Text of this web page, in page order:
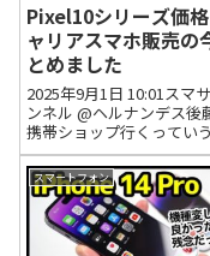
Pixel10シリーズ価
ャリアスマホ販売の
とめました
2025年9月1日 10:01スマ
ンネル @ヘルナンデス後
携帯ショップ行くってい
ついて行ったら残クレ＋
くらい案内されてまじで
りした。2年間でおきに5万
料別)は流石に…ｗ今自分
使ってるけど、そ...
スマートフォン